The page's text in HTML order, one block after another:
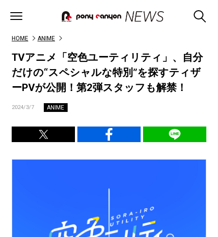
HOME ANIME
TVアニメ「空色ユーティリティ」、自分
だけの“スペシャルな特別”を探すティザ
ーPVが公開！第2弾スタッフも解禁！
2024/3/7 ANIME